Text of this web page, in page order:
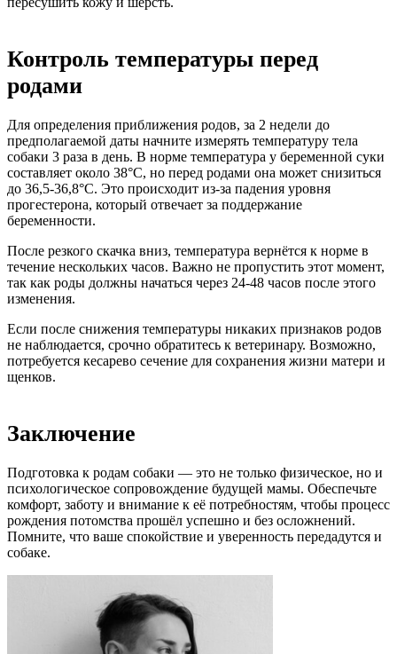
Контроль температуры перед
родами
Для определения приближения родов, за 2 недели до
предполагаемой даты начните измерять температуру тела
собаки 3 раза в день. В норме температура у беременной суки
составляет около 38°C, но перед родами она может снизиться
до 36,5-36,8°C. Это происходит из-за падения уровня
прогестерона, который отвечает за поддержание
беременности.
После резкого скачка вниз, температура вернётся к норме в
течение нескольких часов. Важно не пропустить этот момент,
так как роды должны начаться через 24-48 часов после этого
изменения.
Если после снижения температуры никаких признаков родов
не наблюдается, срочно обратитесь к ветеринару. Возможно,
потребуется кесарево сечение для сохранения жизни матери и
щенков.
Заключение
Подготовка к родам собаки — это не только физическое, но и
психологическое сопровождение будущей мамы. Обеспечьте
комфорт, заботу и внимание к её потребностям, чтобы процесс
рождения потомства прошёл успешно и без осложнений.
Помните, что ваше спокойствие и уверенность передадутся и
собаке.